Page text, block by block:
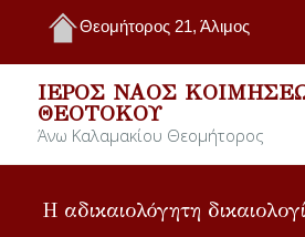
Θεομήτορος 21, Άλιμος
ΙΕΡΌΣ ΝΑΌΣ
ΘΕΟΤΌΚΟΥ
Άνω Καλαμακίου Θεομήτορος
Η αδικαιολόγητη